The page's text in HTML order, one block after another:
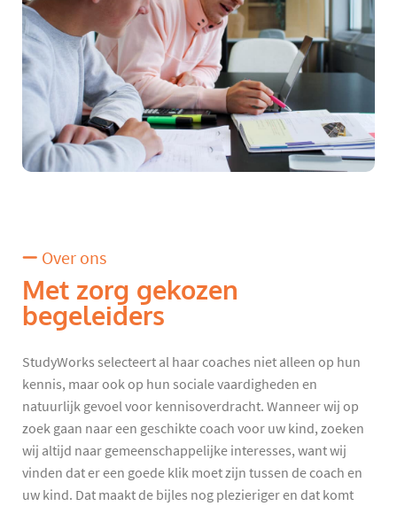
Over ons
Met zorg gekozen
begeleiders
StudyWorks selecteert al haar coaches niet alleen op hun
kennis, maar ook op hun sociale vaardigheden en
natuurlijk gevoel voor kennisoverdracht. Wanneer wij op
zoek gaan naar een geschikte coach voor uw kind, zoeken
wij altijd naar gemeenschappelijke interesses, want wij
vinden dat er een goede klik moet zijn tussen de coach en
uw kind. Dat maakt de bijles nog plezieriger en dat komt